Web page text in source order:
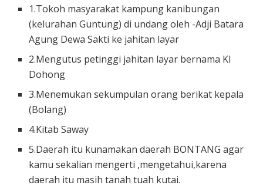
1.Tokoh masyarakat kampung kanibungan
(kelurahan Guntung) di undang oleh -Adji Batara
Agung Dewa Sakti ke jahitan layar
2.Mengutus petinggi jahitan layar bernama KI
Dohong
3.Menemukan sekumpulan orang berikat kepala
(Bolang)
4.Kitab Saway
5.Daerah itu kunamakan daerah BONTANG agar
kamu sekalian mengerti ,mengetahui,karena
daerah itu masih tanah tuah kutai.